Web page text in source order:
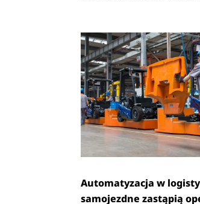
Automatyzacja w
samojezdne zastąpią